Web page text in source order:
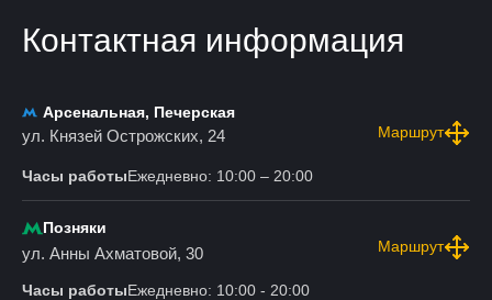
Контактная информация
Арсенальная, Печерская
ул. Князей Острожских, 24 Маршрут
Часы работыЕжедневно: 10:00 – 20:00
Позняки
ул. Анны Ахматовой, 30 Маршрут
Часы работыЕжедневно: 10:00 - 20:00